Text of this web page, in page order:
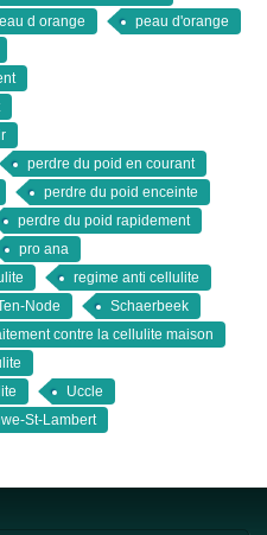
d orange
peau d'orange
perdre du poid en courant
perdre du poid enceinte
perdre du poid rapidement
pro ana
regime anti cellulite
Node
Schaerbeek
contre la cellulite maison
Uccle
St-Lambert